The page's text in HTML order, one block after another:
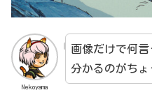
Nekoyama
画像だけで何言
分かるのがちょ